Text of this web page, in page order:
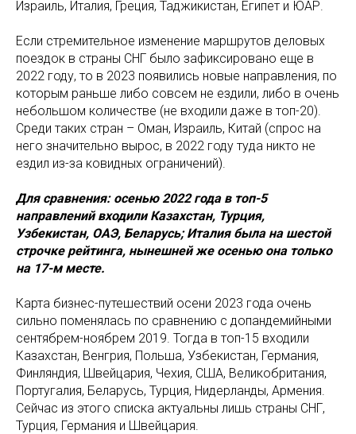
Израиль, Италия, Греция, Таджикистан, Египет и ЮАР.
Если стремительное изменение маршрутов деловых
поездок в страны СНГ было зафиксировано еще в
2022 году, то в 2023 появились новые направления, по
которым раньше либо совсем не ездили, либо в очень
небольшом количестве (не входили даже в топ-20).
Среди таких стран – Оман, Израиль, Китай (спрос на
него значительно вырос, в 2022 году туда никто не
ездил из-за ковидных ограничений).
Для сравнения: осенью 2022 года в топ-5
направлений входили Казахстан, Турция,
Узбекистан, ОАЭ, Беларусь; Италия была на шестой
строчке рейтинга, нынешней же осенью она только
на 17-м месте.
Карта бизнес-путешествий осени 2023 года очень
сильно поменялась по сравнению с допандемийными
сентябрем-ноябрем 2019. Тогда в топ-15 входили
Казахстан, Венгрия, Польша, Узбекистан, Германия,
Финляндия, Швейцария, Чехия, США, Великобритания,
Португалия, Беларусь, Турция, Нидерланды, Армения.
Сейчас из этого списка актуальны лишь страны СНГ,
Турция, Германия и Швейцария.